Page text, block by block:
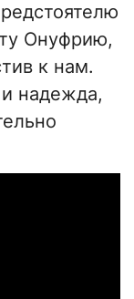
Онуфрию,
к нам.
надежда,